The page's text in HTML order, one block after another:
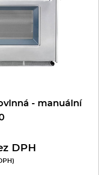
- manuální
DPH